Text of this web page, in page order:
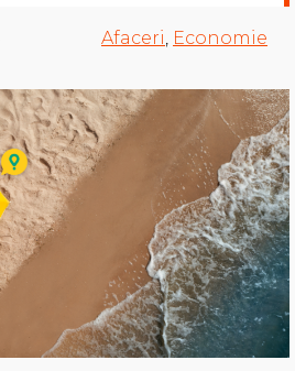
Afaceri, Economie